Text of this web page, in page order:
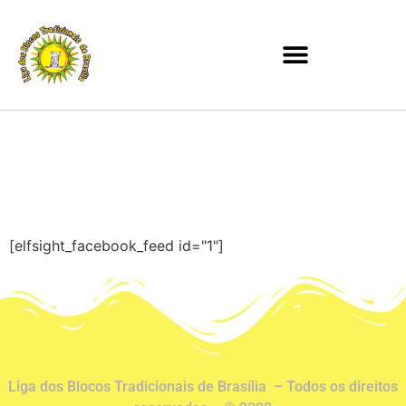
[elfsight_facebook_feed id="1"]
Liga dos Blocos Tradicionais de Brasília – Todos os direitos